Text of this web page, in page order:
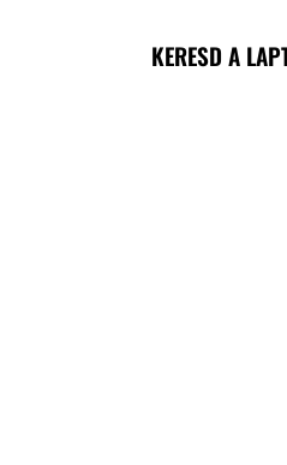
KERESD A